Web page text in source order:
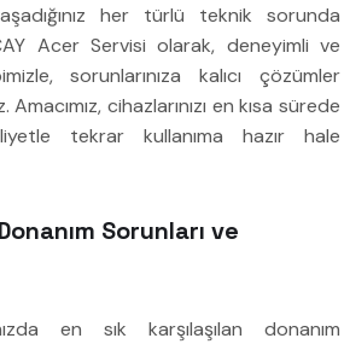
her türlü teknik sorunda
Acer Servisi olarak, deneyimli ve
sorunlarınıza kalıcı çözümler
cihazlarınızı en kısa sürede
tekrar kullanıma hazır hale
Sorunları ve
en sık karşılaşılan donanım